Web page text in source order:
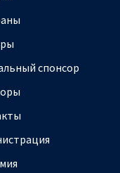
спонсор